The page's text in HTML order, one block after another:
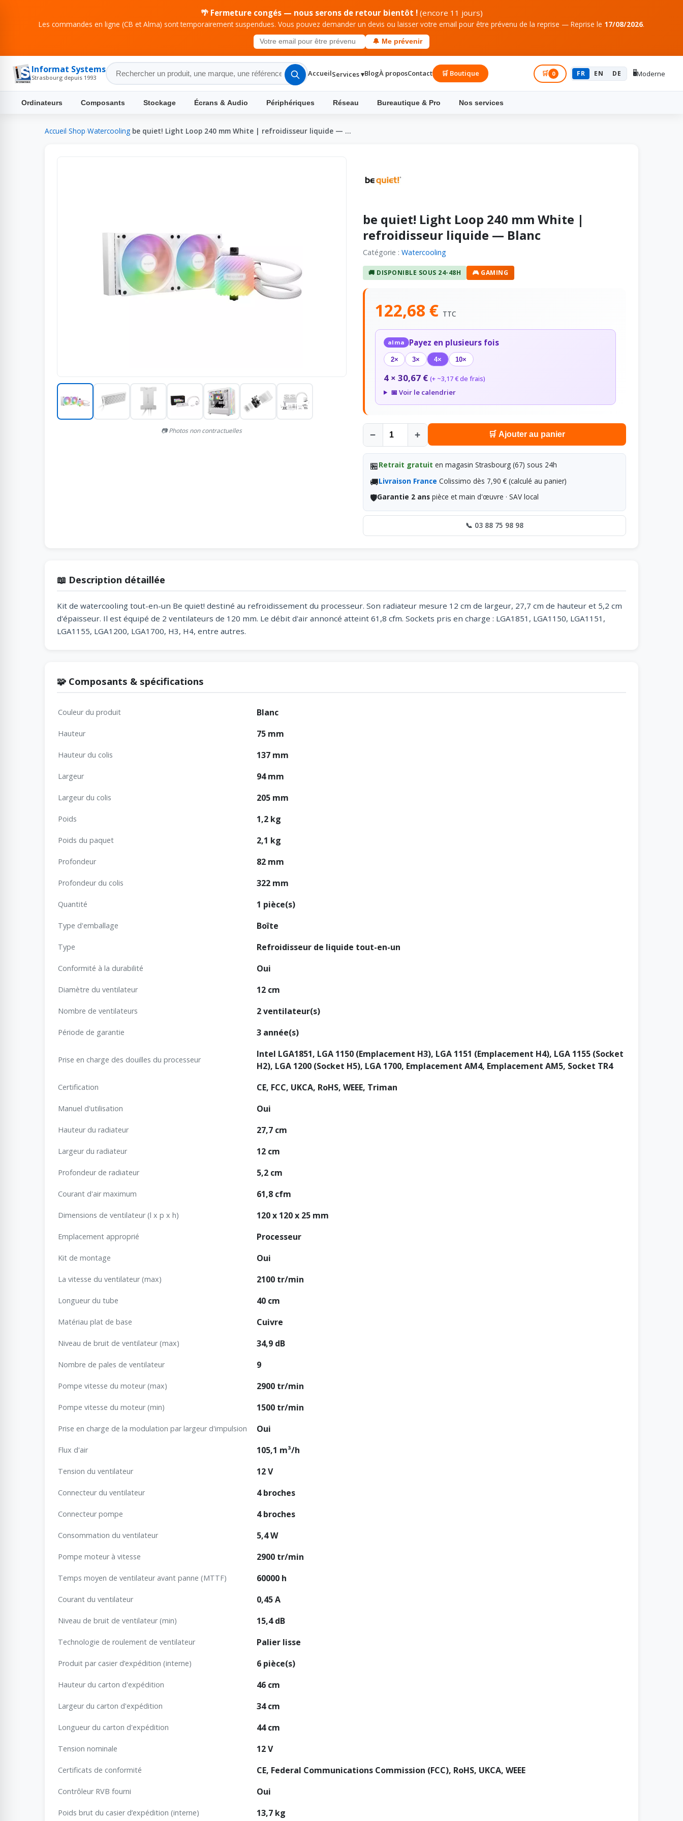
🌴 Fermeture congés — nous serons de retour bientôt !(encore 11 jours)
Les commandes en ligne (CB et Alma) sont temporairement suspendues. Vous pouvez demander un devis ou laisser votre email pour être prévenu de la reprise — Reprise le 17/08/2026.
🔔 Me prévenir
Informat Systems
Strasbourg depuis 1993 AccueilServices ▾BlogÀ proposContact 🛒 Boutique 🛒 0 FR EN DE 🖥️Moderne
Ordinateurs Composants Stockage Écrans & Audio Périphériques Réseau Bureautique & Pro Nos services
Accueil Shop Watercooling be quiet! Light Loop 240 mm White | refroidisseur liquide — …
📷 Photos non contractuelles
be quiet! Light Loop 240 mm White |
refroidisseur liquide — Blanc
Catégorie : Watercooling
🚚 DISPONIBLE SOUS 24-48H 🎮 GAMING
122,68 € TTC
alma Payez en plusieurs fois
2× 3× 4× 10×
4 × 30,67 € (+ ~3,17 € de frais)
📅 Voir le calendrier
− + 🛒 Ajouter au panier
🏪Retrait gratuit en magasin Strasbourg (67) sous 24h
🚚Livraison France Colissimo dès 7,90 € (calculé au panier)
🛡️Garantie 2 ans pièce et main d'œuvre · SAV local
📞 03 88 75 98 98
📖 Description détaillée
Kit de watercooling tout-en-un Be quiet! destiné au refroidissement du processeur. Son radiateur mesure 12 cm de largeur, 27,7 cm de hauteur et 5,2 cm
d'épaisseur. Il est équipé de 2 ventilateurs de 120 mm. Le débit d'air annoncé atteint 61,8 cfm. Sockets pris en charge : LGA1851, LGA1150, LGA1151,
LGA1155, LGA1200, LGA1700, H3, H4, entre autres.
🧩 Composants & spécifications
Couleur du produit Blanc
Hauteur 75 mm
Hauteur du colis 137 mm
Largeur 94 mm
Largeur du colis 205 mm
Poids 1,2 kg
Poids du paquet 2,1 kg
Profondeur 82 mm
Profondeur du colis 322 mm
Quantité 1 pièce(s)
Type d'emballage Boîte
Type Refroidisseur de liquide tout-en-un
Conformité à la durabilité Oui
Diamètre du ventilateur 12 cm
Nombre de ventilateurs 2 ventilateur(s)
Période de garantie 3 année(s)
Prise en charge des douilles du processeur
Intel LGA1851, LGA 1150 (Emplacement H3), LGA 1151 (Emplacement H4), LGA 1155 (Socket
H2), LGA 1200 (Socket H5), LGA 1700, Emplacement AM4, Emplacement AM5, Socket TR4
Certification CE, FCC, UKCA, RoHS, WEEE, Triman
Manuel d'utilisation Oui
Hauteur du radiateur 27,7 cm
Largeur du radiateur 12 cm
Profondeur de radiateur 5,2 cm
Courant d'air maximum 61,8 cfm
Dimensions de ventilateur (l x p x h) 120 x 120 x 25 mm
Emplacement approprié Processeur
Kit de montage Oui
La vitesse du ventilateur (max) 2100 tr/min
Longueur du tube 40 cm
Matériau plat de base Cuivre
Niveau de bruit de ventilateur (max) 34,9 dB
Nombre de pales de ventilateur 9
Pompe vitesse du moteur (max) 2900 tr/min
Pompe vitesse du moteur (min) 1500 tr/min
Prise en charge de la modulation par largeur d'impulsion Oui
Flux d'air 105,1 m³/h
Tension du ventilateur 12 V
Connecteur du ventilateur 4 broches
Connecteur pompe 4 broches
Consommation du ventilateur 5,4 W
Pompe moteur à vitesse 2900 tr/min
Temps moyen de ventilateur avant panne (MTTF) 60000 h
Courant du ventilateur 0,45 A
Niveau de bruit de ventilateur (min) 15,4 dB
Technologie de roulement de ventilateur Palier lisse
Produit par casier d’expédition (interne) 6 pièce(s)
Hauteur du carton d'expédition 46 cm
Largeur du carton d'expédition 34 cm
Longueur du carton d'expédition 44 cm
Tension nominale 12 V
Certificats de conformité CE, Federal Communications Commission (FCC), RoHS, UKCA, WEEE
Contrôleur RVB fourni Oui
Poids brut du casier d’expédition (interne) 13,7 kg